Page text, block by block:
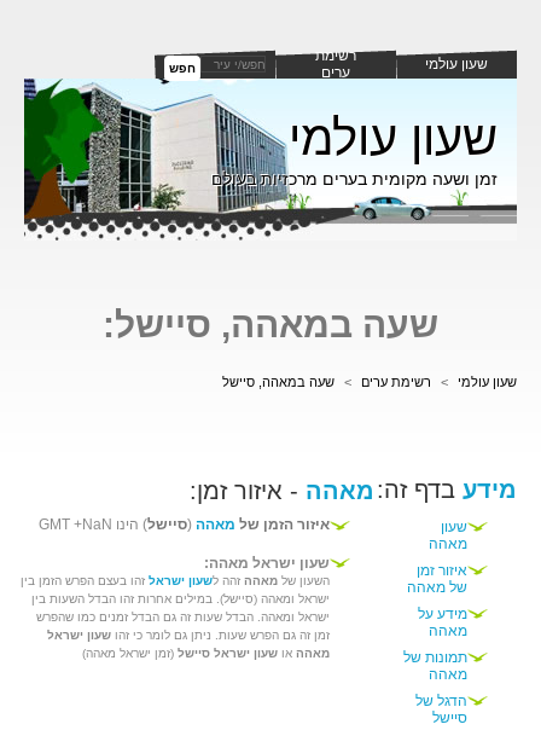
שעון עולמי
רשימת
ערים
חפש
שעון עולמי
זמן ושעה מקומית בערים מרכזיות בעולם
שעה במאהה, סיישל:
שעון עולמי > רשימת ערים > שעה במאהה, סיישל
מידע בדף זה:
שעון
מאהה
איזור זמן
של מאהה
מידע על
מאהה
תמונות של
מאהה
הדגל של
סיישל
מאהה - איזור זמן:
איזור הזמן של מאהה (סיישל) הינו GMT +NaN
שעון ישראל מאהה:
השעון של מאהה זהה לשעון ישראל זהו בעצם הפרש הזמן בין
ישראל ומאהה (סיישל). במילים אחרות זהו הבדל השעות בין
ישראל ומאהה. הבדל שעות זה גם הבדל זמנים כמו שהפרש
זמן זה גם הפרש שעות. ניתן גם לומר כי זהו שעון ישראל
מאהה או שעון ישראל סיישל (זמן ישראל מאהה)